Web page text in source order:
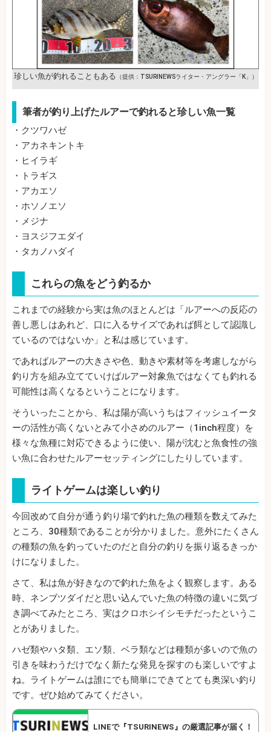
珍しい魚が釣れることもある （提供：TSURINEWSライター・アングラー「K」）
筆者が釣り上げたルアーで釣れると珍しい魚一覧
・クツワハゼ
・アカネキントキ
・ヒイラギ
・トラギス
・アカエソ
・ホソノエソ
・メジナ
・ヨスジフエダイ
・タカノハダイ
これらの魚をどう釣るか
これまでの経験から実は魚のほとんどは「ルアーへの反応の
善し悪しはあれど、口に入るサイズであれば餌として認識し
ているのではないか」と私は感じています。
であればルアーの大きさや色、動きや素材等を考慮しながら
釣り方を組み立てていけばルアー対象魚ではなくても釣れる
可能性は高くなるということになります。
そういったことから、私は陽が高いうちはフィッシュイータ
ーの活性が高くないとみて小さめのルアー（1inch程度）を
様々な魚種に対応できるように使い、陽が沈むと魚食性の強
い魚に合わせたルアーセッティングにしたりしています。
ライトゲームは楽しい釣り
今回改めて自分が通う釣り場で釣れた魚の種類を数えてみた
ところ、30種類であることが分かりました。意外にたくさん
の種類の魚を釣っていたのだと自分の釣りを振り返るきっか
けになりました。
さて、私は魚が好きなので釣れた魚をよく観察します。ある
時、ネンブツダイだと思い込んでいた魚の特徴の違いに気づ
き調べてみたところ、実はクロホシイシモチだったというこ
とがありました。
ハゼ類やハタ類、エソ類、ベラ類などは種類が多いので魚の
引きを味わうだけでなく新たな発見を探すのも楽しいですよ
ね。ライトゲームは誰にでも簡単にできてとても奥深い釣り
です。ぜひ始めてみてください。
LINEで『TSURINEWS』の厳選記事が届く！